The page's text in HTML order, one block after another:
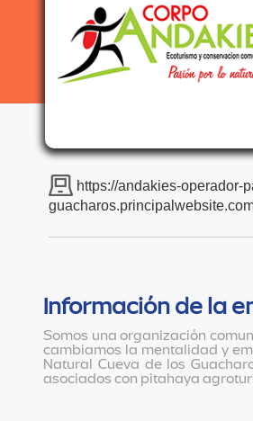
https://andakies-operador-
Información de la
Somos una organización
cambiamos la mentalidad y
Natural Cueva de los
asociados con pitahaya